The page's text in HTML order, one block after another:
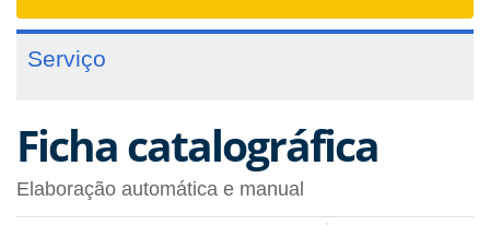
Serviço
Ficha catalográfica
Elaboração automática e manual